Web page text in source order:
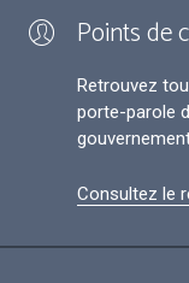
Points de
Retrouvez
porte-parole
Consultez le